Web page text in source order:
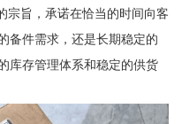
宗旨，承诺在恰当的时间向客
备件需求，还是长期稳定的
库存管理体系和稳定的供货